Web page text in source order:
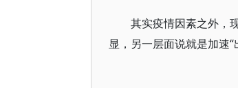
其实疫情因素之外，
显，另一层面说就是加速“